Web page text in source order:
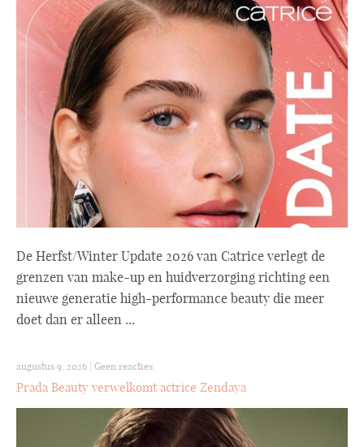
De Herfst/Winter Update 2026 van Catrice verlegt de
grenzen van make-up en huidverzorging richting een
nieuwe generatie high-performance beauty die meer
doet dan er alleen ...
augustus 9, 2026 Geen reacties
Prada Beauty verwelkomt actrice Zendaya